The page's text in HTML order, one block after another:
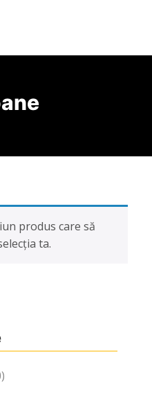
șenile
pneuri
șenile
produs care să
ta.